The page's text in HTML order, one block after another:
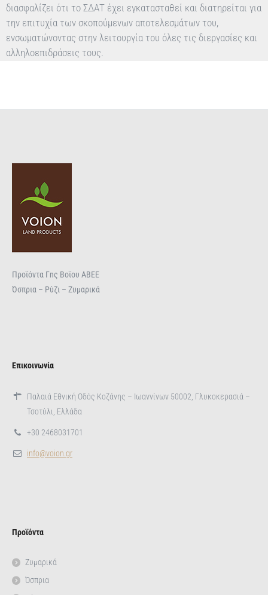
διασφαλίζει ότι το ΣΔΑΤ έχει εγκατασταθεί και διατηρείται για
την επιτυχία των σκοπούμενων αποτελεσμάτων του,
ενσωματώνοντας στην λειτουργία του όλες τις διεργασίες και
αλληλοεπιδράσεις τους.
Προϊόντα Γnς Βοϊου ΑΒΕΕ
Όσπρια – Ρύζι – Ζυμαρικά
Επικοινωνία
Παλαιά Εθνική Οδός Κοζάνης – Ιωαννίνων 50002, Γλυκοκερασιά –
Τσοτύλι, Ελλάδα
+30 2468031701
info@voion.gr
Προϊόντα
Ζυμαρικά
Όσπρια